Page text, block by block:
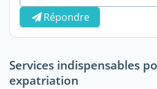
Répondre
Services indispensables
expatriation